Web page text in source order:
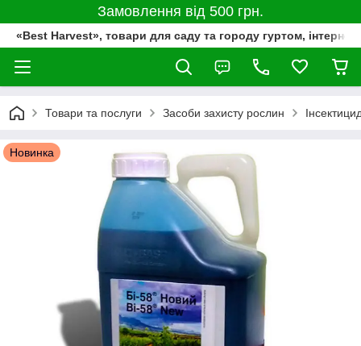
Замовлення від 500 грн.
«Best Harvest», товари для саду та городу гуртом,
Товари та послуги Засоби захисту рослин
Новинка